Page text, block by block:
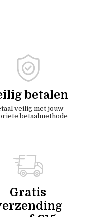
betalen
veilig met jouw
betaalmethode
Gratis